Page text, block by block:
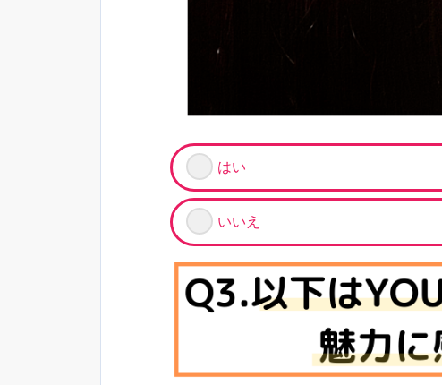
はい
いいえ